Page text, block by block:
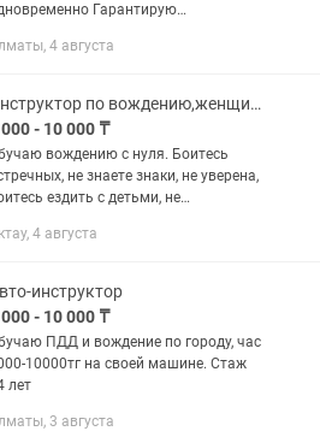
Гарантирую
и подготовка к
часа Один...
4 августа
Инструктор по вождению,женщина обучаю на русском языке (механика, автомат)
- 10 000 ₸
вождению с нуля. Боитесь
не знаете знаки, не уверена,
ездить с детьми, не
4 августа
инструктор
- 10 000 ₸
ПДД и вождение по городу, час
10000тг на своей машине. Стаж
лет
3 августа